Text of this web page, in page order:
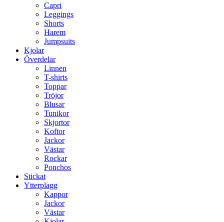
Capri
Leggings
Shorts
Harem
Jumpsuits
Kjolar
Överdelar
Linnen
T-shirts
Toppar
Tröjor
Blusar
Tunikor
Skjortor
Koftor
Jackor
Västar
Rockar
Ponchos
Stickat
Ytterplagg
Kappor
Jackor
Västar